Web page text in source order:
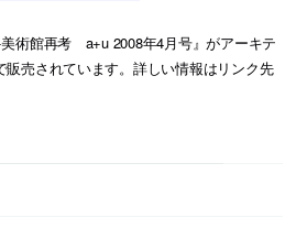
術館再考 a+u 2008年4月号』がアーキテ
販売されています。詳しい情報はリンク先